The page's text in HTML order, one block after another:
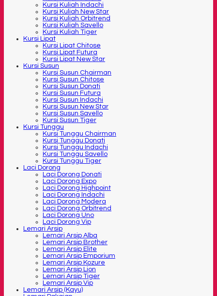
Kursi Kuliah Indachi
Kursi Kuliah New Star
Kursi Kuliah Orbitrend
Kursi Kuliah Savello
Kursi Kuliah Tiger
Kursi Lipat
Kursi Lipat Chitose
Kursi Lipat Futura
Kursi Lipat New Star
Kursi Susun
Kursi Susun Chairman
Kursi Susun Chitose
Kursi Susun Donati
Kursi Susun Futura
Kursi Susun Indachi
Kursi Susun New Star
Kursi Susun Savello
Kursi Susun Tiger
Kursi Tunggu
Kursi Tunggu Chairman
Kursi Tunggu Donati
Kursi Tunggu Indachi
Kursi Tunggu Savello
Kursi Tunggu Tiger
Laci Dorong
Laci Dorong Donati
Laci Dorong Expo
Laci Dorong Highpoint
Laci Dorong Indachi
Laci Dorong Modera
Laci Dorong Orbitrend
Laci Dorong Uno
Laci Dorong Vip
Lemari Arsip
Lemari Arsip Alba
Lemari Arsip Brother
Lemari Arsip Elite
Lemari Arsip Emporium
Lemari Arsip Kozure
Lemari Arsip Lion
Lemari Arsip Tiger
Lemari Arsip Vip
Lemari Arsip (Kayu)